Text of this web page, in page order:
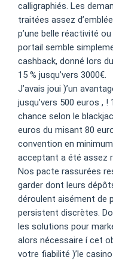
calligraphiés. Les
traitées assez
p’une belle réactivité
portail semble
cashback, donné lors
15 % jusqu’vers 3000€.
J’avais joui )’un
jusqu’vers 500 euros ,
chance selon le
euros du misant 80
convention en
acceptant a été assez
Nos pacte rassurées
garder dont leurs
déroulent aisément de
persistent discrètes.
les solutions pour
alors nécessaire í cet
votre fiabilité )’le